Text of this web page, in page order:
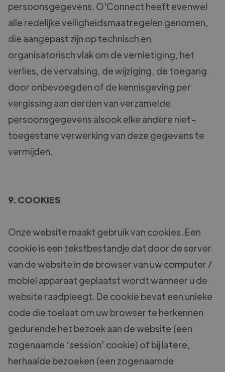
persoonsgegevens. O'Connect heeft evenwel
alle redelijke veiligheidsmaatregelen genomen,
die aangepast zijn op technisch en
organisatorisch vlak om de vernietiging, het
verlies, de vervalsing, de wijziging, de toegang
door onbevoegden of de kennisgeving per
vergissing aan derden van verzamelde
persoonsgegevens alsook elke andere niet-
toegestane verwerking van deze gegevens te
vermijden.
9. COOKIES
Onze website maakt gebruik van cookies. Een
cookie is een tekstbestandje dat door de server
van de website in de browser van uw computer /
mobiel apparaat geplaatst wordt wanneer u de
website raadpleegt. De cookie bevat een unieke
code die toelaat om uw browser te herkennen
gedurende het bezoek aan de website (een
zogenaamde ‘session’ cookie) of bij latere,
herhaalde bezoeken (een zogenaamde